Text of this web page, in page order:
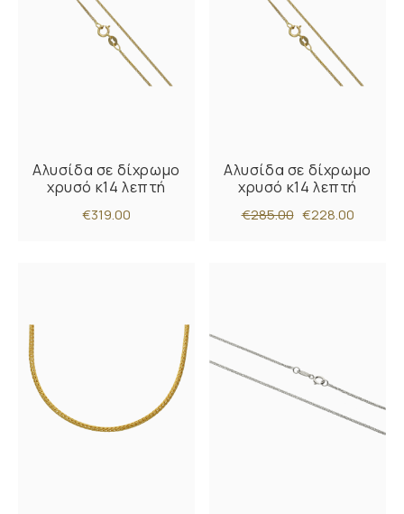
Αλυσίδα σε δίχρωμο
χρυσό κ14 λεπτή
€319.00
Αλυσίδα σε δίχρωμο
χρυσό κ14 λεπτή
€285.00 €228.00